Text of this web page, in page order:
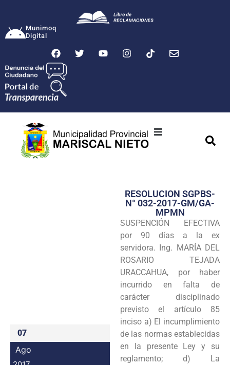
Munimoq
Digital
Transparencia
Seguridad
Programas
07
Ago
RESOLUCION SGPBS-
N° 032-2017-GM/GA-
MPMN
SUSPENCIÓN EFECTIVA
por 90 días a la ex
servidora. Ing. MARÍA DEL
ROSARIO TEJADA
URACCAHUA, por haber
incurrido en falta de
carácter disciplinado
previsto el artículo 85
inciso a) El incumplimiento
de las normas establecidas
en la presente Ley y su
reglamento; d) La